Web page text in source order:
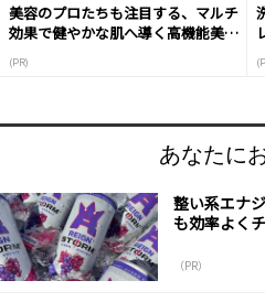
美容のプロたちも注目する、マルチ
効果で健やかな肌へ導く高機能美容
(PR)
あなたに
整い系エナ
も効率よく
（PR）